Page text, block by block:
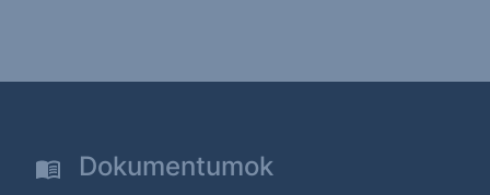
Dokumentumok